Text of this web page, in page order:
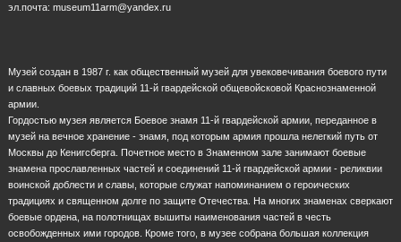
эл.почта: museum11arm@yandex.ru
Музей создан в 1987 г. как общественный музей для увековечивания боевого пути
и славных боевых традиций 11-й гвардейской общевойсковой Краснознаменной
армии.
Гордостью музея является Боевое знамя 11-й гвардейской армии, переданное в
музей на вечное хранение - знамя, под которым армия прошла нелегкий путь от
Москвы до Кенигсберга. Почетное место в Знаменном зале занимают боевые
знамена прославленных частей и соединений 11-й гвардейской армии - реликвии
воинской доблести и славы, которые служат напоминанием о героических
традициях и священном долге по защите Отечества. На многих знаменах сверкают
боевые ордена, на полотнищах вышиты наименования частей в честь
освобожденных ими городов. Кроме того, в музее собрана большая коллекция